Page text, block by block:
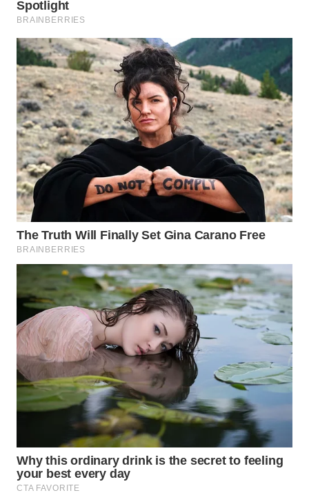
WN
WN
DAIRI
WN
DANAU
TOBA
WN
NIAS
WN
LANGKAT
WN
TAPANULI
SELATAN
WN
TANJUNG
LESUNG
WN
WN
SIMALUNGUN